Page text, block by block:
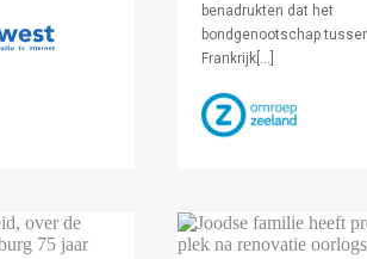
benadrukten dat het
bondgenootschap
Frankrijk[…]